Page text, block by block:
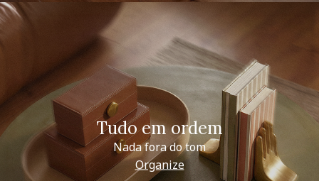
Tudo em ordem
Nada fora do tom
Organize